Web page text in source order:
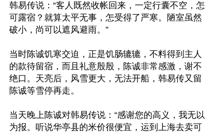
韩易传说：“客人既然收帐回来，一定行囊不空，怎
可露宿？就算太平无事，怎受得了严寒。陋室虽然
破小，尚可以遮风避雨。”
当时陈诚饥寒交迫，正是饥肠辘辘，不料得到主人
的款待留宿，而且礼意殷殷，陈诚非常感激，谢不
绝口。天亮后，风雪更大，无法开船，韩易传又留
陈诚等雪停再走。
当天晚上陈诚对韩易传说：“感谢您的高义，我无以
为报。听说华亭县的米价很便宜，运到上海去卖可